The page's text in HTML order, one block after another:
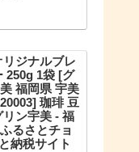
ーヒー 250g 1袋
リジナルブレ
250g 1袋 [グ
福岡県 宇美
珈琲 豆
ン宇美 - 福
るさとチョ
納税サイト